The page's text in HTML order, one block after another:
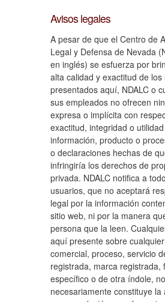
Avisos legales
A pesar de que el Centro de
Legal y Defensa de Nevada
en inglés) se esfuerza por
alta calidad y exactitud de
presentados aquí, NDALC o
sus empleados no ofrecen
expresa o implícita con
exactitud, integridad o
información, producto o
o declaraciones hechas de
infringiría los derechos de
privada. NDALC notifica a
usuarios, que no aceptará
legal por la información
sitio web, ni por la manera
persona que la leen.
aquí presente sobre
comercial, proceso, servicio
registrada, marca registrada,
específico o de otra índole, no
necesariamente constituye la